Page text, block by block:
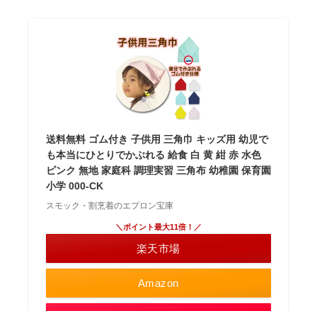
送料無料 ゴム付き 子供用 三角巾 キッズ用 幼児で
も本当にひとりでかぶれる 給食 白 黄 紺 赤 水色
ピンク 無地 家庭科 調理実習 三角布 幼稚園 保育園
小学 000-CK
スモック・割烹着のエプロン宝庫
Amazon
＼ポイント最大11倍！／
楽天市場